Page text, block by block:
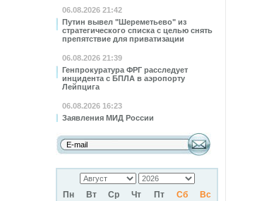
06.08.2026 21:42
Путин вывел "Шереметьево" из
стратегического списка с целью снять
препятствие для приватизации
06.08.2026 21:39
Генпрокуратура ФРГ расследует
инцидента с БПЛА в аэропорту
Лейпцига
06.08.2026 16:23
Заявления МИД России
Пн Вт Ср Чт Пт Сб Вс